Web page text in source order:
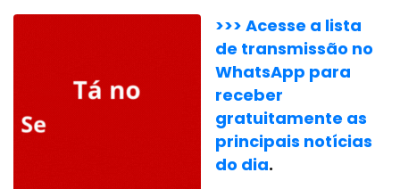
>>> Acesse a lista
de transmissão no
WhatsApp para
receber
gratuitamente as
principais notícias
do dia.